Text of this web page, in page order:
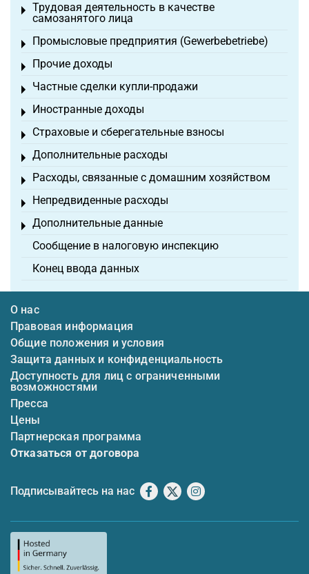
Трудовая деятельность в качестве
самозанятого лица
Toggle menu
Промысловые предприятия (Gewerbebetriebe)
Toggle menu
Прочие доходы
Toggle menu
Частные сделки купли-продажи
Toggle menu
Иностранные доходы
Toggle menu
Страховые и сберегательные взносы
Toggle menu
Дополнительные расходы
Toggle menu
Расходы, связанные с домашним хозяйством
Toggle menu
Непредвиденные расходы
Toggle menu
Дополнительные данные
Toggle menu
Сообщение в налоговую инспекцию
Конец ввода данных
О нас
Правовая информация
Общие положения и условия
Защита данных и конфиденциальность
Доступность для лиц с ограниченными
возможностями
Пресса
Цены
Партнерская программа
Отказаться от договора
Подписывайтесь на нас Facebook
X Instagram